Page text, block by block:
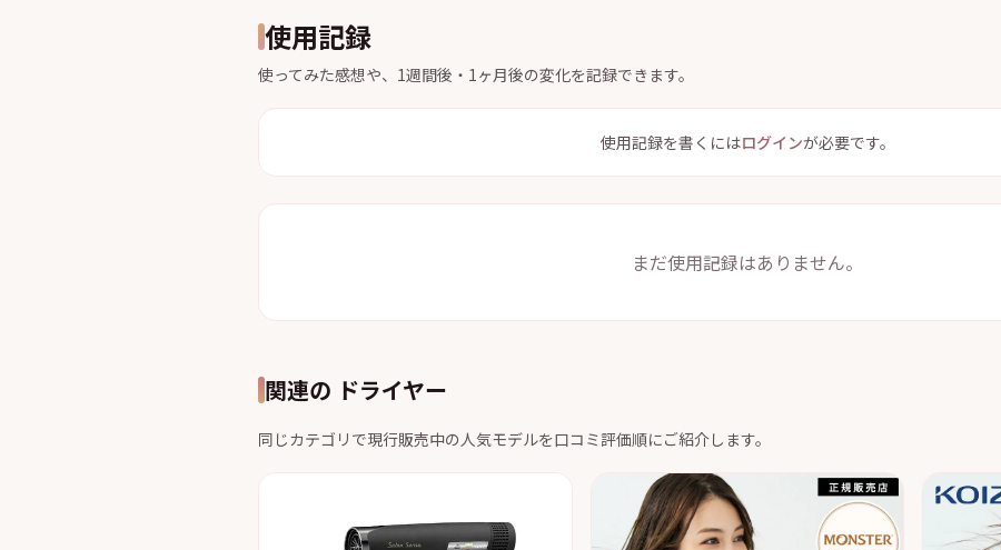
使用記録
使ってみた感想や、1週間後・1ヶ月後の変化を記録できます。
使用記録を書くにはログインが必要です。
まだ使用記録はありません。
関連の ドライヤー
同じカテゴリで現行販売中の人気モデルを口コミ評価順にご紹介します。